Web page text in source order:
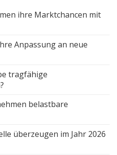
ihre Marktchancen mit
Anpassung an neue
tragfähige
belastbare
überzeugen im Jahr 2026